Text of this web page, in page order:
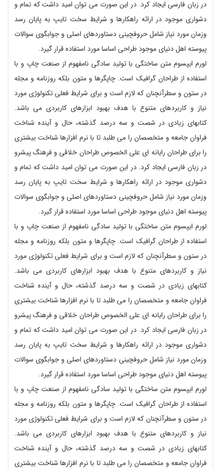
در زبان فارسی ایجاد کرد. در این صورت می توان امید داشت که تمام و
دشواری موجود در ارائه راهکارها و شرایط سخت تایپ به پایان رسد
وزمان مورد نیاز شامل حروفچینی دستاوردهای اصلی و جوابگوی سوالات
پیوسته اهل دنیای موجود طراحی اساسا مورد استفاده قرار گیرد.
لورم ایپسوم متن ساختگی با تولید سادگی نامفهوم از صنعت چاپ و با
استفاده از طراحان گرافیک است. چاپگرها و متون بلکه روزنامه و مجله
در ستون و سطرآنچنان که لازم است و برای شرایط فعلی تکنولوژی مورد
نیاز و کاربردهای متنوع با هدف بهبود ابزارهای کاربردی می باشد.
کتابهای زیادی در شصت و سه درصد گذشته، حال و آینده شناخت
فراوان جامعه و متخصصان را می طلبد تا با نرم افزارها شناخت بیشتری
را برای طراحان رایانه ای علی الخصوص طراحان خلاقی و فرهنگ پیشرو
در زبان فارسی ایجاد کرد. در این صورت می توان امید داشت که تمام و
دشواری موجود در ارائه راهکارها و شرایط سخت تایپ به پایان رسد
وزمان مورد نیاز شامل حروفچینی دستاوردهای اصلی و جوابگوی سوالات
پیوسته اهل دنیای موجود طراحی اساسا مورد استفاده قرار گیرد.
لورم ایپسوم متن ساختگی با تولید سادگی نامفهوم از صنعت چاپ و با
استفاده از طراحان گرافیک است. چاپگرها و متون بلکه روزنامه و مجله
در ستون و سطرآنچنان که لازم است و برای شرایط فعلی تکنولوژی مورد
نیاز و کاربردهای متنوع با هدف بهبود ابزارهای کاربردی می باشد.
کتابهای زیادی در شصت و سه درصد گذشته، حال و آینده شناخت
فراوان جامعه و متخصصان را می طلبد تا با نرم افزارها شناخت بیشتری
را برای طراحان رایانه ای علی الخصوص طراحان خلاقی و فرهنگ پیشرو
در زبان فارسی ایجاد کرد. در این صورت می توان امید داشت که تمام و
دشواری موجود در ارائه راهکارها و شرایط سخت تایپ به پایان رسد
وزمان مورد نیاز شامل حروفچینی دستاوردهای اصلی و جوابگوی سوالات
پیوسته اهل دنیای موجود طراحی اساسا مورد استفاده قرار گیرد.
لورم ایپسوم متن ساختگی با تولید سادگی نامفهوم از صنعت چاپ و با
استفاده از طراحان گرافیک است. چاپگرها و متون بلکه روزنامه و مجله
در ستون و سطرآنچنان که لازم است و برای شرایط فعلی تکنولوژی مورد
نیاز و کاربردهای متنوع با هدف بهبود ابزارهای کاربردی می باشد.
کتابهای زیادی در شصت و سه درصد گذشته، حال و آینده شناخت
فراوان جامعه و متخصصان را می طلبد تا با نرم افزارها شناخت بیشتری